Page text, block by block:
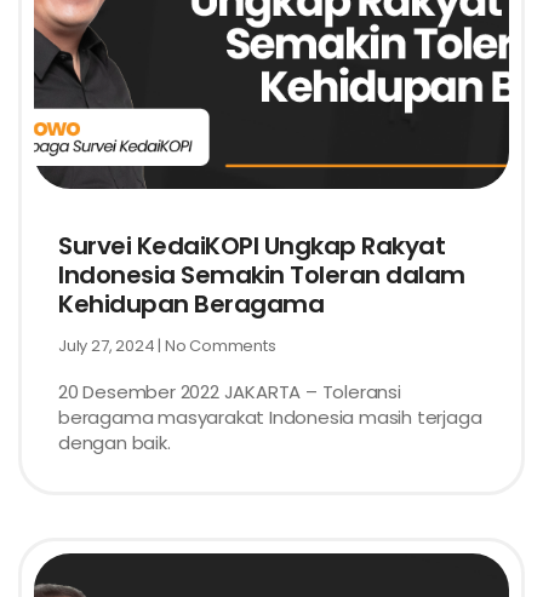
Survei KedaiKOPI Ungkap Rakyat
Indonesia Semakin Toleran dalam
Kehidupan Beragama
July 27, 2024 No Comments
20 Desember 2022 JAKARTA – Toleransi
beragama masyarakat Indonesia masih terjaga
dengan baik.